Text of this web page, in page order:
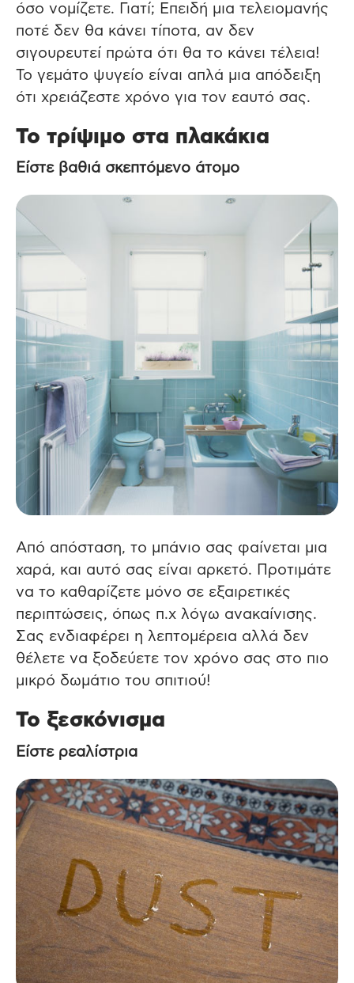
όσο νομίζετε. Γιατί; Επειδή μια τελειομανής
ποτέ δεν θα κάνει τίποτα, αν δεν
σιγουρευτεί πρώτα ότι θα το κάνει τέλεια!
Το γεμάτο ψυγείο είναι απλά μια απόδειξη
ότι χρειάζεστε χρόνο για τον εαυτό σας.
Το τρίψιμο στα πλακάκια
Είστε βαθιά σκεπτόμενο άτομο
Από απόσταση, το μπάνιο σας φαίνεται μια
χαρά, και αυτό σας είναι αρκετό. Προτιμάτε
να το καθαρίζετε μόνο σε εξαιρετικές
περιπτώσεις, όπως π.χ λόγω ανακαίνισης.
Σας ενδιαφέρει η λεπτομέρεια αλλά δεν
θέλετε να ξοδεύετε τον χρόνο σας στο πιο
μικρό δωμάτιο του σπιτιού!
Το ξεσκόνισμα
Είστε ρεαλίστρια